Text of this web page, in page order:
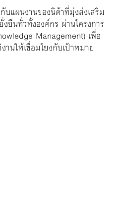
บแผนงานของนิด้าที่มุ่งส่งเสริม
ยืนทั่วทั้งองค์กร ผ่านโครงการ
Management) เพื่อ
นให้เชื่อมโยงกับเป้าหมาย